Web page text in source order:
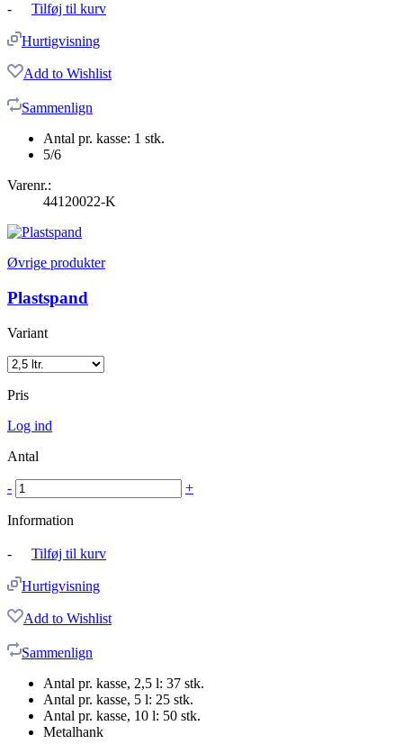
- Tilføj til kurv
Hurtigvisning
Add to Wishlist
Sammenlign
Antal pr. kasse: 1 stk.
5/6
Varenr.:
44120022-K
Øvrige produkter
Plastspand
Variant
Pris
Log ind
Antal
- +
Information
- Tilføj til kurv
Hurtigvisning
Add to Wishlist
Sammenlign
Antal pr. kasse, 2,5 l: 37 stk.
Antal pr. kasse, 5 l: 25 stk.
Antal pr. kasse, 10 l: 50 stk.
Metalhank